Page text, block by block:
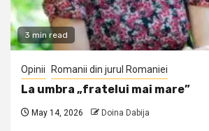
3 min read
Opinii Romanii din jurul Romaniei
La umbra „fratelui mai mare”
May 14, 2026 Doina Dabija